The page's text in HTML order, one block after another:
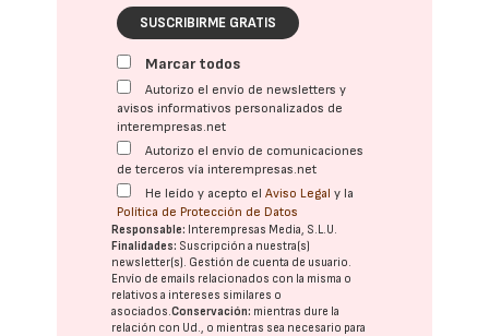
SUSCRIBIRME GRATIS
Marcar todos
Autorizo el envío de newsletters y
avisos informativos personalizados de
interempresas.net
Autorizo el envío de comunicaciones
de terceros vía interempresas.net
He leído y acepto elAviso Legal y la
Política de Protección de Datos
Responsable: Interempresas Media, S.L.U.
Finalidades: Suscripción a nuestra(s)
newsletter(s). Gestión de cuenta de usuario.
Envío de emails relacionados con la misma o
relativos a intereses similares o
asociados.Conservación: mientras dure la
relación con Ud., o mientras sea necesario para